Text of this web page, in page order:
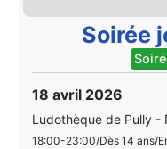
Soirée
18 avril 2026
Ludothèque de Pully -
18:00-23:00/Dès 14 ans/